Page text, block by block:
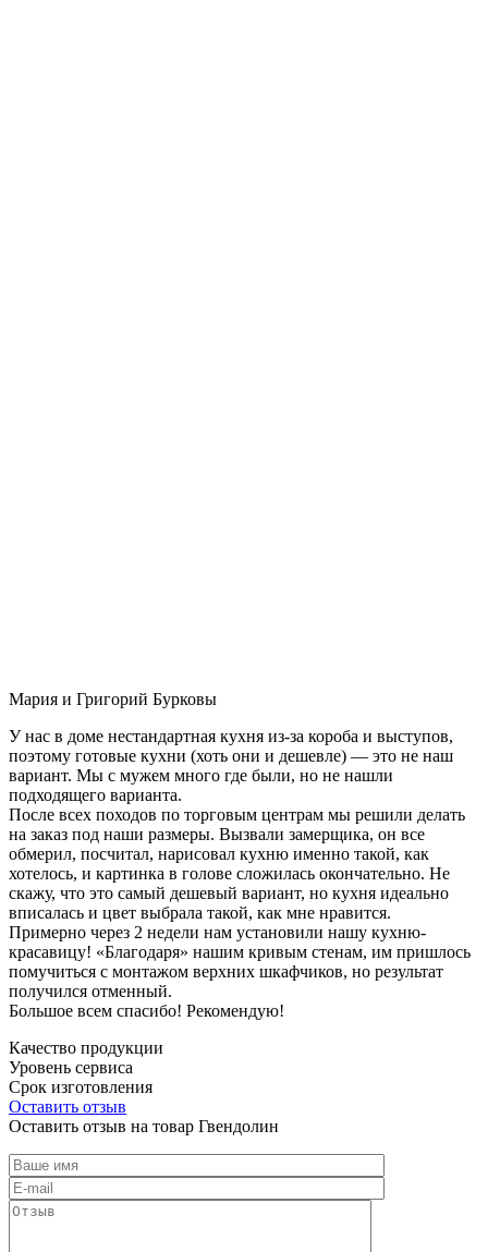
Мария и Григорий Бурковы
У нас в доме нестандартная кухня из-за короба и выступов,
поэтому готовые кухни (хоть они и дешевле) — это не наш
вариант. Мы с мужем много где были, но не нашли
подходящего варианта.
После всех походов по торговым центрам мы решили делать
на заказ под наши размеры. Вызвали замерщика, он все
обмерил, посчитал, нарисовал кухню именно такой, как
хотелось, и картинка в голове сложилась окончательно. Не
скажу, что это самый дешевый вариант, но кухня идеально
вписалась и цвет выбрала такой, как мне нравится.
Примерно через 2 недели нам установили нашу кухню-
красавицу! «Благодаря» нашим кривым стенам, им пришлось
помучиться с монтажом верхних шкафчиков, но результат
получился отменный.
Большое всем спасибо! Рекомендую!
Качество продукции
Уровень сервиса
Срок изготовления
Оставить отзыв
Оставить отзыв на товар Гвендолин